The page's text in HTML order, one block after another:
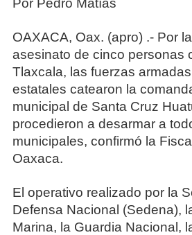
Por Pedro Matías
OAXACA, Oax. (apro) .- Por
asesinato de cinco personas
Tlaxcala, las fuerzas
estatales catearon la
municipal de Santa Cruz
procedieron a desarmar a
municipales, confirmó la
Oaxaca.
El operativo realizado por la
Defensa Nacional (Sedena),
Marina, la Guardia Nacional,